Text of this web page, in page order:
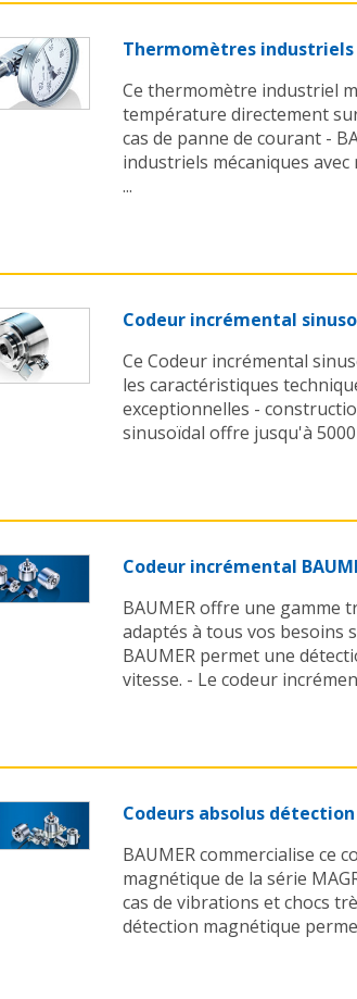
Thermomètres industriels
Ce thermomètre industriel
température directement
cas de panne de courant -
industriels mécaniques
...
Codeur incrémental
Ce Codeur incrémental
les caractéristiques
exceptionnelles -
sinusoïdal offre jusqu'à
Codeur incrémental
BAUMER offre une gamme
adaptés à tous vos besoins
BAUMER permet une
vitesse. - Le codeur
Codeurs absolus
BAUMER commercialise ce
magnétique de la série
cas de vibrations et chocs
détection magnétique